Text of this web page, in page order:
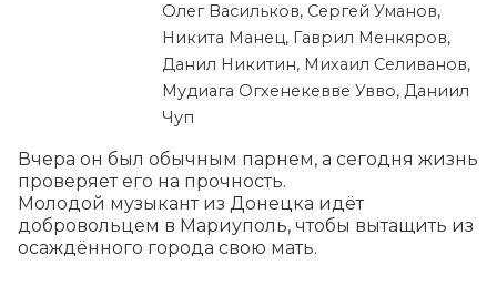
Олег Васильков, Сергей Уманов,
Никита Манец, Гаврил Менкяров,
Данил Никитин, Михаил Селиванов,
Мудиага Огхенекевве Увво, Даниил
Чуп
Вчера он был обычным парнем, а сегодня жизнь
проверяет его на прочность.
Молодой музыкант из Донецка идёт
добровольцем в Мариуполь, чтобы вытащить из
осаждённого города свою мать.